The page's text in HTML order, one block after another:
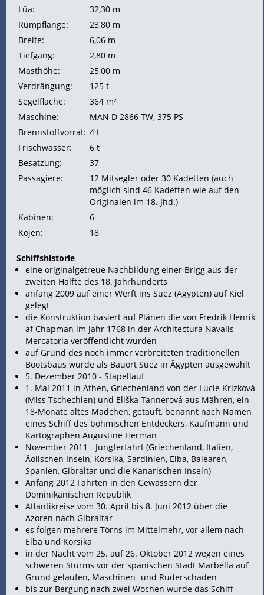
Lüa:
32,30 m
Rumpflänge:
23,80 m
Breite:
6,06 m
Tiefgang:
2,80 m
Masthöhe:
25,00 m
Verdrängung:
125 t
Segelfläche:
364 m²
Maschine:
MAN D 2866 TW, 375 PS
Brennstoffvorrat: 4 t
Frischwasser:
6 t
Besatzung:
37
Passagiere:
12 Mitsegler oder 30 Kadetten (auch
möglich sind 46 Kadetten wie auf den
Originalen im 18. Jhd.)
Kabinen:
6
Kojen:
18
Schiffshistorie
eine originalgetreue Nachbildung einer Brigg aus der
zweiten Hälfte des 18. Jahrhunderts
anfang 2009 auf einer Werft ins Suez (Ägypten) auf Kiel
gelegt
die Konstruktion basiert auf Plänen die von Fredrik Henrik
af Chapman im Jahr 1768 in der Architectura Navalis
Mercatoria veröffentlicht wurden
auf Grund des noch immer verbreiteten traditionellen
Bootsbaus wurde als Bauort Suez in Ägypten ausgewählt
5. Dezember 2010 - Stapellauf
1. Mai 2011 in Athen, Griechenland von der Lucie Krizková
(Miss Tschechien) und Eliška Tannerová aus Mähren, ein
18-Monate altes Mädchen, getauft, benannt nach Namen
eines Schiff des böhmischen Entdeckers, Kaufmann und
Kartographen Augustine Herman
November 2011 - Jungferfahrt (Griechenland, Italien,
Äolischen Inseln, Korsika, Sardinien, Elba, Balearen,
Spanien, Gibraltar und die Kanarischen Inseln)
Anfang 2012 Fahrten in den Gewässern der
Dominikanischen Republik
Atlantikreise vom 30. April bis 8. Juni 2012 über die
Azoren nach Gibraltar
es folgen mehrere Törns im Mittelmehr, vor allem nach
Elba und Korsika
in der Nacht vom 25. auf 26. Oktober 2012 wegen eines
schweren Sturms vor der spanischen Stadt Marbella auf
Grund gelaufen, Maschinen- und Ruderschaden
bis zur Bergung nach zwei Wochen wurde das Schiff